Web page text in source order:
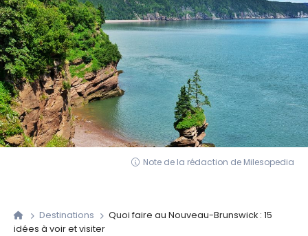
Note de la rédaction de Milesopedia
Destinations
Quoi faire au Nouveau-Brunswick : 15
idées à voir et visiter